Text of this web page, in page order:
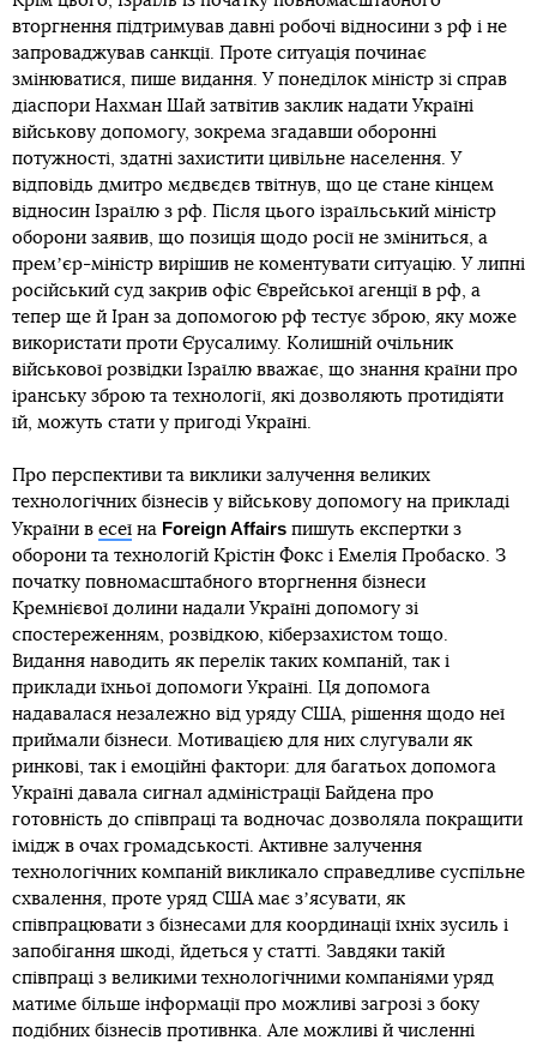
вторгнення підтримував давні робочі відносини з рф і не
запроваджував санкції. Проте ситуація починає
змінюватися, пише видання. У понеділок міністр зі справ
діаспори Нахман Шай затвітив заклик надати Україні
військову допомогу, зокрема згадавши оборонні
потужності, здатні захистити цивільне населення. У
відповідь дмитро мєдвєдєв твітнув, що це стане кінцем
відносин Ізраїлю з рф. Після цього ізраїльський міністр
оборони заявив, що позиція щодо росії не зміниться, а
премʼєр-міністр вирішив не коментувати ситуацію. У липні
російський суд закрив офіс Єврейської агенції в рф, а
тепер ще й Іран за допомогою рф тестує зброю, яку може
використати проти Єрусалиму. Колишній очільник
військової розвідки Ізраїлю вважає, що знання країни про
іранську зброю та технології, які дозволяють протидіяти
їй, можуть стати у пригоді Україні.
Про перспективи та виклики залучення великих
технологічних бізнесів у військову допомогу на прикладі
України в есеї на Foreign Affairs пишуть експертки з
оборони та технологій Крістін Фокс і Емелія Пробаско. З
початку повномасштабного вторгнення бізнеси
Кремнієвої долини надали Україні допомогу зі
спостереженням, розвідкою, кіберзахистом тощо.
Видання наводить як перелік таких компаній, так і
приклади їхньої допомоги Україні. Ця допомога
надавалася незалежно від уряду США, рішення щодо неї
приймали бізнеси. Мотивацією для них слугували як
ринкові, так і емоційні фактори: для багатьох допомога
Україні давала сигнал адміністрації Байдена про
готовність до співпраці та водночас дозволяла покращити
імідж в очах громадськості. Активне залучення
технологічних компаній викликало справедливе суспільне
схвалення, проте уряд США має зʼясувати, як
співпрацювати з бізнесами для координації їхніх зусиль і
запобігання шкоді, йдеться у статті. Завдяки такій
співпраці з великими технологічними компаніями уряд
матиме більше інформації про можливі загрозі з боку
подібних бізнесів противнка. Але можливі й численні